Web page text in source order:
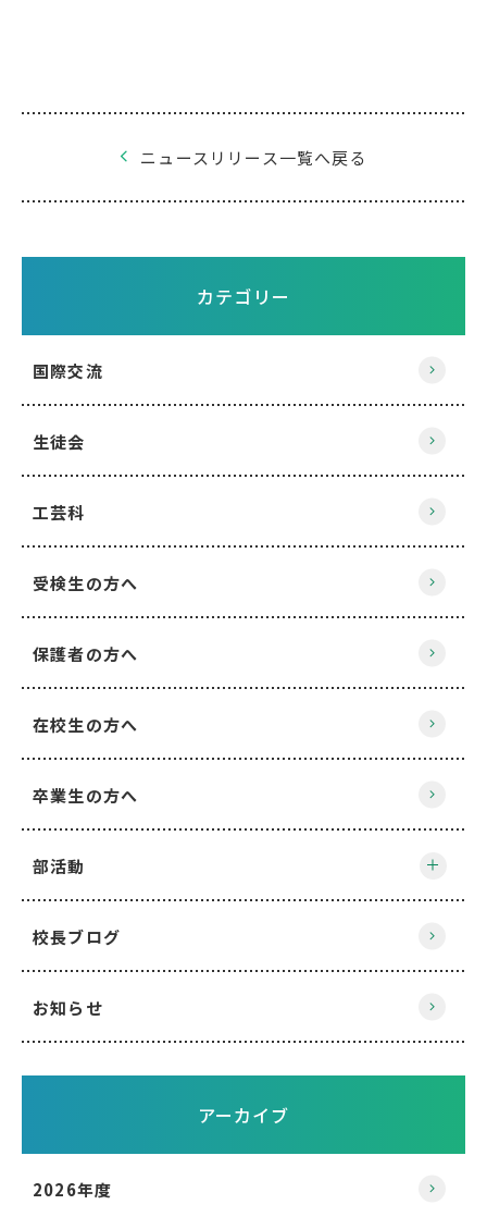
ニュースリリース一覧へ戻る
カテゴリー
国際交流
生徒会
工芸科
受検生の方へ
保護者の方へ
在校生の方へ
卒業生の方へ
部活動
校長ブログ
お知らせ
アーカイブ
2026年度